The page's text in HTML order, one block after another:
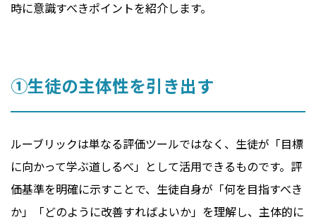
時に意識すべきポイントを紹介します。
①生徒の主体性を引き出す
ルーブリックは単なる評価ツールではなく、生徒が「目標
に向かって学ぶ道しるべ」として活用できるものです。評
価基準を明確に示すことで、生徒自身が「何を目指すべき
か」「どのように改善すればよいか」を理解し、主体的に